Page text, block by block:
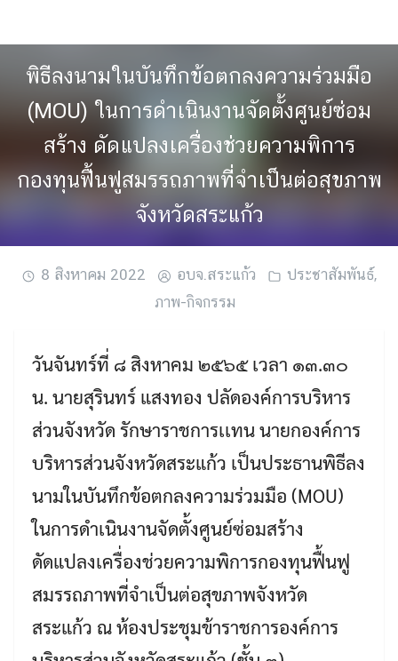
พิธีลงนามในบันทึกข้อตกลงความร่วมมือ
(MOU) ในการดำเนินงานจัดตั้งศูนย์ซ่อม
สร้าง ดัดแปลงเครื่องช่วยความพิการ
กองทุนฟื้นฟูสมรรถภาพที่จำเป็นต่อสุขภาพ
จังหวัดสระแก้ว
8 สิงหาคม 2022 อบจ.สระแก้ว ประชาสัมพันธ์,
ภาพ-กิจกรรม
วันจันทร์ที่ ๘ สิงหาคม ๒๕๖๕ เวลา ๑๓.๓๐
น. นายสุรินทร์ แสงทอง ปลัดองค์การบริหาร
ส่วนจังหวัด รักษาราชการเเทน นายกองค์การ
บริหารส่วนจังหวัดสระแก้ว เป็นประธานพิธีลง
นามในบันทึกข้อตกลงความร่วมมือ (MOU)
ในการดำเนินงานจัดตั้งศูนย์ซ่อมสร้าง
ดัดแปลงเครื่องช่วยความพิการกองทุนฟื้นฟู
สมรรถภาพที่จำเป็นต่อสุขภาพจังหวัด
สระแก้ว ณ ห้องประชุมข้าราชการองค์การ